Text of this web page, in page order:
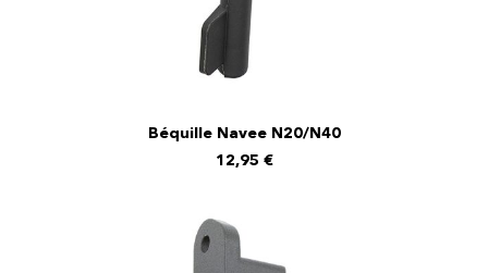
Béquille Navee N20/N40
12,95 €